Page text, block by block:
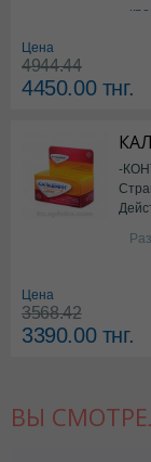
Цена
4944.44
4450.00тнг.
-
Цена
3568.42
3390.00тнг.
ВЫ